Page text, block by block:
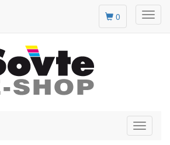
0
Toggle